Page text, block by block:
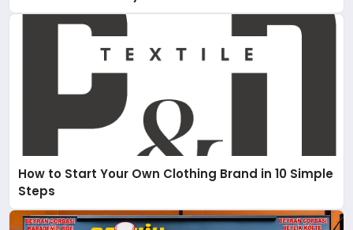
How to Start Your Own Clothing Brand in 10 Simple
Steps